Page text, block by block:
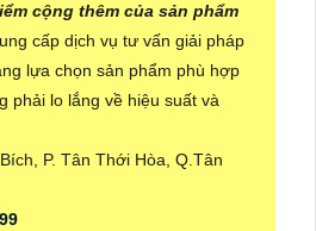
cộng thêm của sản phẩm
cấp dịch vụ tư vấn giải pháp
lựa chọn sản phẩm phù hợp
phải lo lắng về hiệu suất và
P. Tân Thới Hòa, Q.Tân